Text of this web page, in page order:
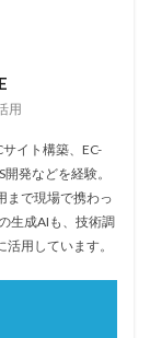
用
イト構築、EC-
発などを経験。
まで現場で携わっ
生成AIも、技術調
用しています。